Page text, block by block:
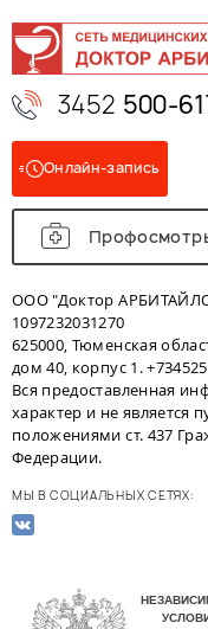
3452 500-
Онлайн-запись
ООО "Доктор
1097232031270
625000, Тюменская
дом 40, корпус 1.
Вся предоставленная
характер и не является
положениями ст. 437
Федерации.
МЫ В СОЦИАЛЬНЫХ СЕТЯХ: